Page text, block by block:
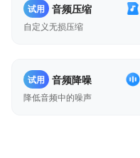
试用 音频压缩
自定义无损压缩
试用 音频降噪
降低音频中的噪声